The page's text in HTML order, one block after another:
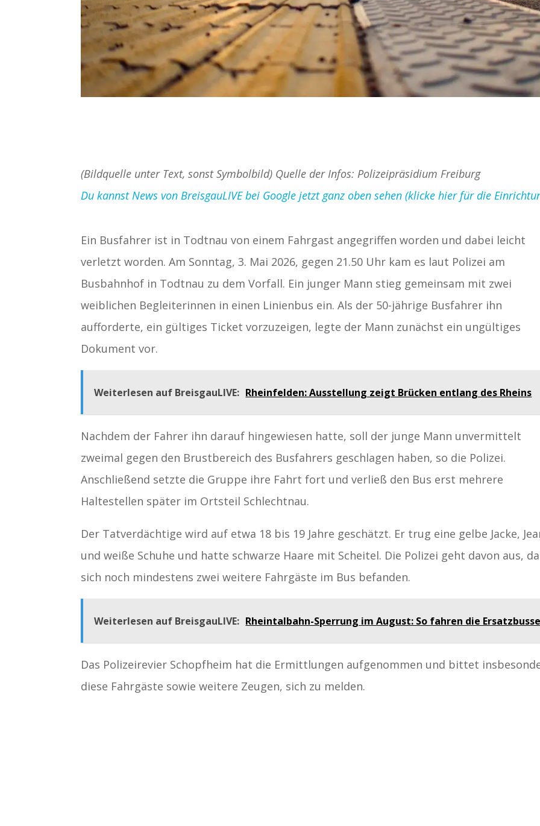
(Bildquelle unter Text, sonst Symbolbild) Quelle der Infos: Polizeipräsidium Freiburg
Du kannst News von BreisgauLIVE bei Google jetzt ganz oben sehen (klicke hier für die
Ein Busfahrer ist in Todtnau von einem Fahrgast angegriffen worden und dabei leicht
verletzt worden. Am Sonntag, 3. Mai 2026, gegen 21.50 Uhr kam es laut Polizei am
Busbahnhof in Todtnau zu dem Vorfall. Ein junger Mann stieg gemeinsam mit zwei
weiblichen Begleiterinnen in einen Linienbus ein. Als der 50-jährige Busfahrer ihn
aufforderte, ein gültiges Ticket vorzuzeigen, legte der Mann zunächst ein ungültiges
Dokument vor.
Weiterlesen auf BreisgauLIVE: Rheinfelden: Ausstellung zeigt Brücken entlang des Rheins
Nachdem der Fahrer ihn darauf hingewiesen hatte, soll der junge Mann unvermittelt
zweimal gegen den Brustbereich des Busfahrers geschlagen haben, so die Polizei.
Anschließend setzte die Gruppe ihre Fahrt fort und verließ den Bus erst mehrere
Haltestellen später im Ortsteil Schlechtnau.
Der Tatverdächtige wird auf etwa 18 bis 19 Jahre geschätzt. Er trug eine gelbe Jacke,
und weiße Schuhe und hatte schwarze Haare mit Scheitel. Die Polizei geht davon aus,
sich noch mindestens zwei weitere Fahrgäste im Bus befanden.
Weiterlesen auf BreisgauLIVE: Rheintalbahn-Sperrung im August: So fahren die
Das Polizeirevier Schopfheim hat die Ermittlungen aufgenommen und bittet
diese Fahrgäste sowie weitere Zeugen, sich zu melden.